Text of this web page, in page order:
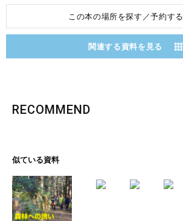
この本の場所を探す／予約する
関連する資料を見る
RECOMMEND
似ている資料